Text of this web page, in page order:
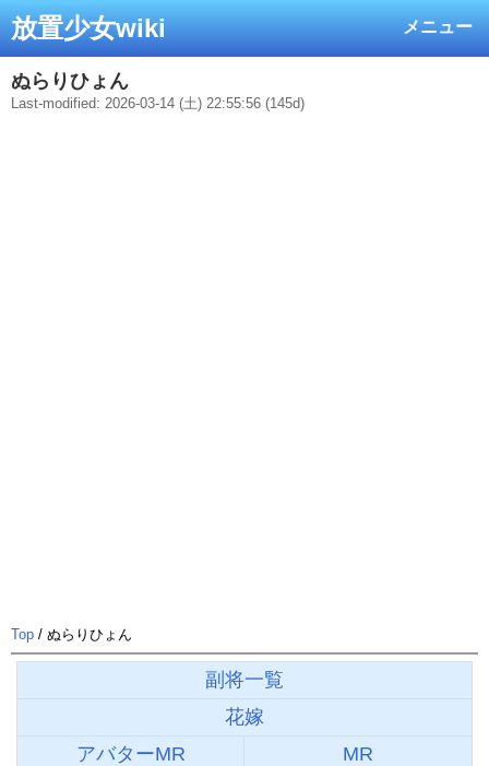
メニュー
放置少女wiki
ぬらりひょん
Last-modified: 2026-03-14 (土) 22:55:56 (145d)
Top / ぬらりひょん
副将一覧
花嫁
アバターMR
MR